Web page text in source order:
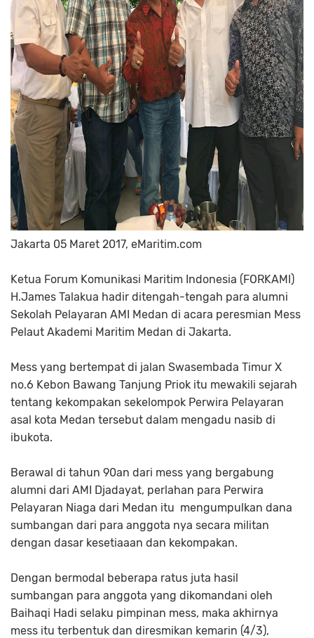
Jakarta 05 Maret 2017, eMaritim.com
Ketua Forum Komunikasi Maritim Indonesia (FORKAMI)
H.James Talakua hadir ditengah-tengah para alumni
Sekolah Pelayaran AMI Medan di acara peresmian Mess
Pelaut Akademi Maritim Medan di Jakarta.
Mess yang bertempat di jalan Swasembada Timur X
no.6 Kebon Bawang Tanjung Priok itu mewakili sejarah
tentang kekompakan sekelompok Perwira Pelayaran
asal kota Medan tersebut dalam mengadu nasib di
ibukota.
Berawal di tahun 90an dari mess yang bergabung
alumni dari AMI Djadayat, perlahan para Perwira
Pelayaran Niaga dari Medan itu mengumpulkan dana
sumbangan dari para anggota nya secara militan
dengan dasar kesetiaaan dan kekompakan.
Dengan bermodal beberapa ratus juta hasil
sumbangan para anggota yang dikomandani oleh
Baihaqi Hadi selaku pimpinan mess, maka akhirnya
mess itu terbentuk dan diresmikan kemarin (4/3),